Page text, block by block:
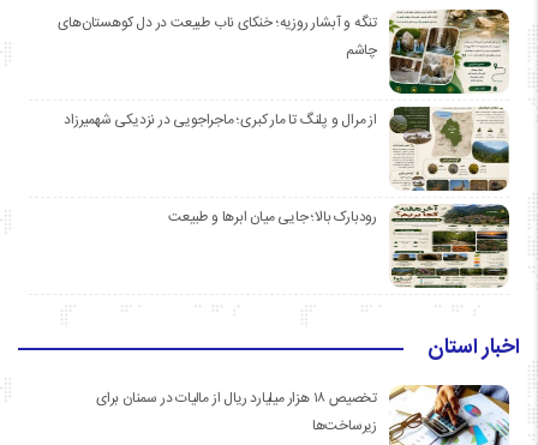
تنگه و آبشار روزیه؛ خنکای ناب طبیعت در دل کوهستان‌های
چاشم
از مرال و پلنگ تا مار کبری؛ ماجراجویی در نزدیکی شهمیرزاد
رودبارک بالا؛ جایی میان ابرها و طبیعت
اخبار استان
تخصیص ۱۸ هزار میلیارد ریال از مالیات در سمنان برای
زیرساخت‌ها